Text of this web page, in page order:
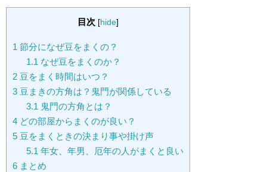
目次 [hide]
1 節分になぜ豆をまくの？
1.1 なぜ豆をまくのか？
2 豆をまく時間はいつ？
3 豆まきの方角は？鬼門が関係している
3.1 鬼門の方角とは？
4 どの部屋からまくのが良い？
5 豆をまくときの決まり事や掛け声
5.1 年女、年男、厄年の人がまくと良い
6 まとめ